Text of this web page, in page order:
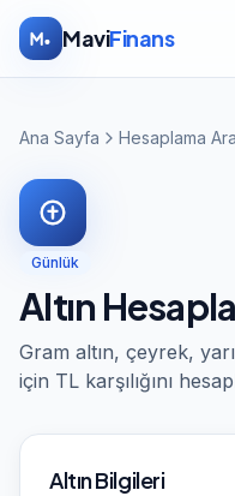
İçeriğe atla
MaviFinans
Ana Sayfa Hesaplama
Günlük
Altın
Gram altın, çeyrek,
için TL karşılığını
Altın Bilgileri